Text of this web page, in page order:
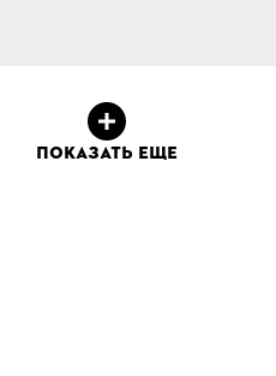
ПОКАЗАТЬ ЕЩЕ